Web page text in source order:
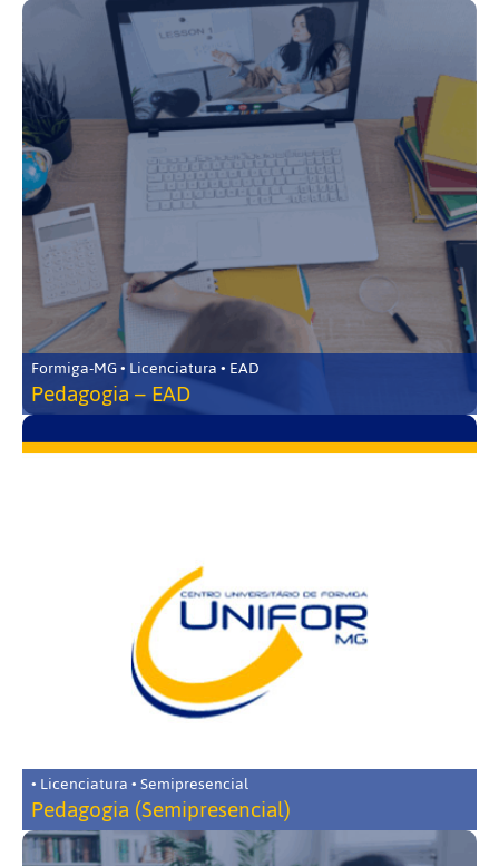
Formiga-MG • Licenciatura • EAD
Pedagogia – EAD
• Licenciatura • Semipresencial
Pedagogia (Semipresencial)